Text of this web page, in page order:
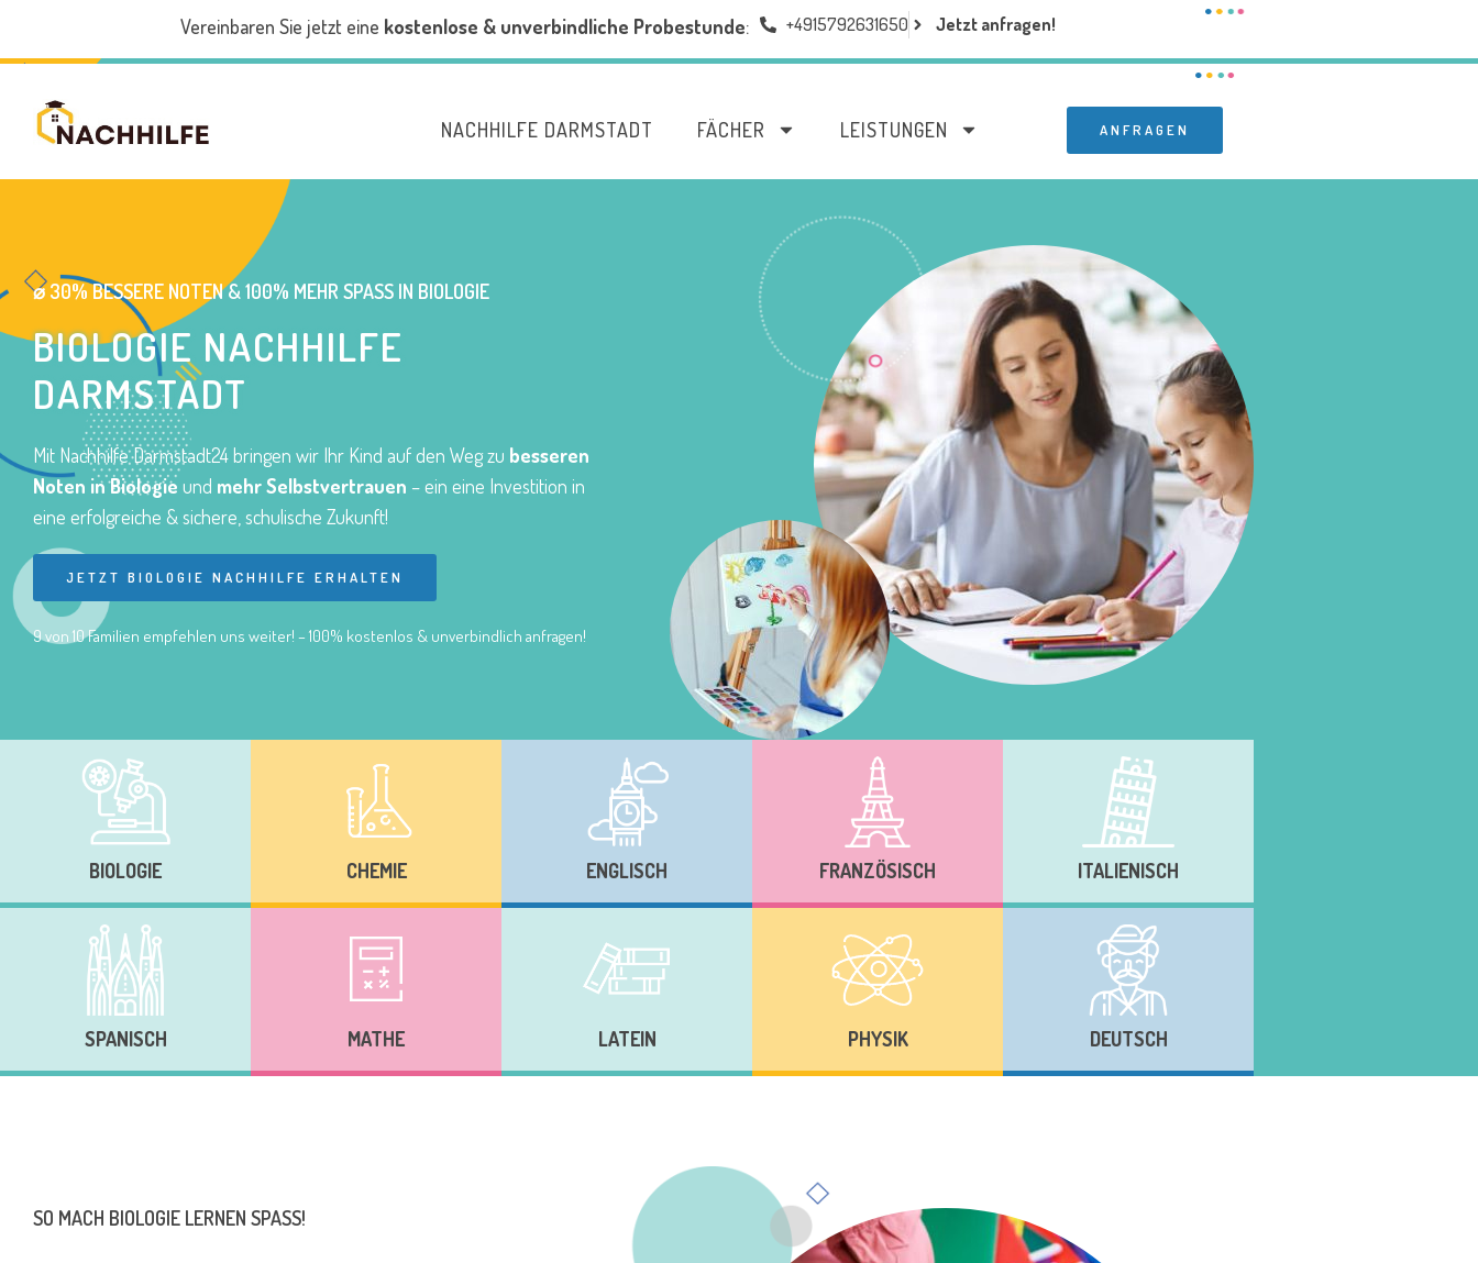
Vereinbaren Sie jetzt eine kostenlose & unverbindliche Probestunde: +4915792631650 Jetzt anfragen!
NACHHILFE DARMSTADT FÄCHER LEISTUNGEN ANFRAGEN
⌀ 30% BESSERE NOTEN & 100% MEHR SPASS IN BIOLOGIE
BIOLOGIE NACHHILFE
DARMSTADT
Mit Nachhilfe Darmstadt24 bringen wir Ihr Kind auf den Weg zu besseren
Noten in Biologie und mehr Selbstvertrauen – ein eine Investition in
eine erfolgreiche & sichere, schulische Zukunft!
JETZT BIOLOGIE NACHHILFE ERHALTEN
9 von 10 Familien empfehlen uns weiter! – 100% kostenlos & unverbindlich anfragen!
BIOLOGIE CHEMIE ENGLISCH FRANZÖSISCH ITALIENISCH
SPANISCH MATHE LATEIN PHYSIK DEUTSCH
SO MACH BIOLOGIE LERNEN SPASS!